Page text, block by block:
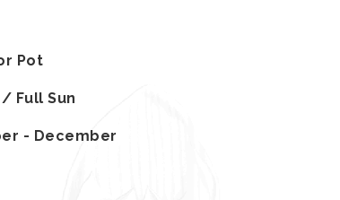
Pot
Full Sun
- December